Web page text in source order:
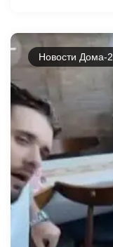
Новости Дома-2